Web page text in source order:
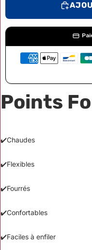
Points
✔️Chaudes
✔️Flexibles
✔️Fourrés
✔️Confortables
✔️Faciles à enfiler